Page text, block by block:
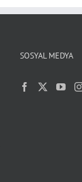
SOSYAL MEDYA